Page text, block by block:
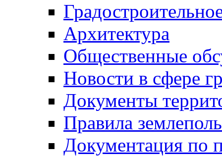
Архитектура
Общественные
Новости в сфере
Документы
Правила
Документация по